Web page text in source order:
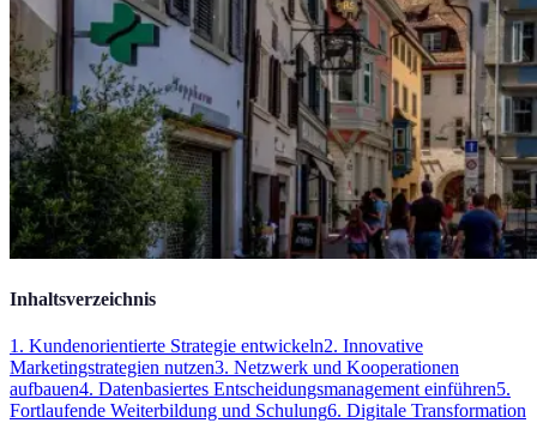
Inhaltsverzeichnis
1. Kundenorientierte Strategie entwickeln2. Innovative
Marketingstrategien nutzen3. Netzwerk und Kooperationen
aufbauen4. Datenbasiertes Entscheidungsmanagement einführen5.
Fortlaufende Weiterbildung und Schulung6. Digitale Transformation